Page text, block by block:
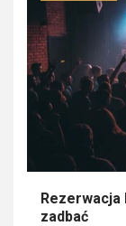
Rezerwacja
zadbać